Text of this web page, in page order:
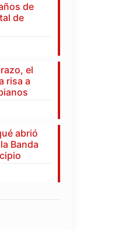
de
de
el
risa a
abrió
Banda